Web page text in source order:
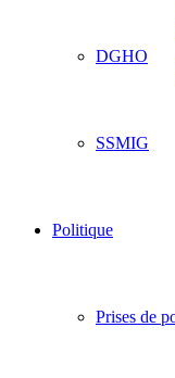
DGHO
SSMIG
Politique
Prises de